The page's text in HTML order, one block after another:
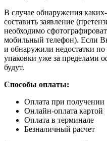
В случае обнаружения
составить заявление
необходимо
мобильный телефон). Если
и обнаружили недостатки
упаковки уже за пределами
будут.
Способы оплаты:
Оплата при получении
Онлайн-оплата картой
Оплата в терминале
Безналичный расчет